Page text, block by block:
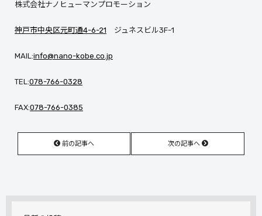
株式会社ナノヒューマンプロモーション
神戸市中央区元町通4-6-21 ジュネスビル3F-1
MAIL:info@nano-kobe.co.jp
TEL:078-766-0328
FAX:078-766-0385
前の記事へ 次の記事へ